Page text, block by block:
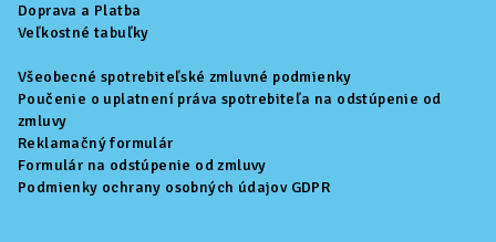
Doprava a Platba
Veľkostné tabuľky
Všeobecné spotrebiteľské zmluvné podmienky
Poučenie o uplatnení práva spotrebiteľa na odstúpenie od
zmluvy
Reklamačný formulár
Formulár na odstúpenie od zmluvy
Podmienky ochrany osobných údajov GDPR